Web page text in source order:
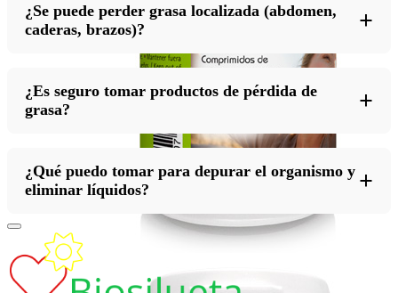
¿Se puede perder grasa localizada (abdomen,
caderas, brazos)?
+
¿Es seguro tomar productos de pérdida de
grasa?
+
¿Qué puedo tomar para depurar el organismo y
eliminar líquidos?
+